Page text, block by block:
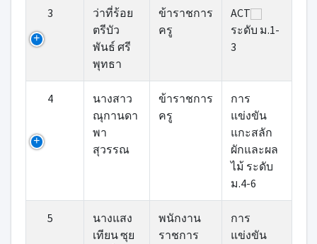
3
ว่าที่ร้อย
ตรีบัว
พันธ์ ศรี
พุทธา
ข้าราชการ
ครู
ACT
ระดับ ม.1-
3
4
นางสาว
ณุกานดา
พา
สุวรรณ
ข้าราชการ
ครู
การ
แข่งขัน
แกะสลัก
ผักและผล
ไม้ ระดับ
ม.4-6
5
นางแสง
เทียน ซุย
พนักงาน
ราชการ
การ
แข่งขัน